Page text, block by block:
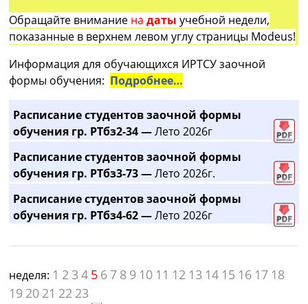
Обращайте внимание на датыучебной недели,
показанные в верхнем левом углу страницы Modeus!
Информация для обучающихся ИРТСУ заочной
формы обучения: Подробнее…
Расписание студентов заочной формы
обучения гр. РТбз2-34 —Лето 2026г
Расписание студентов заочной формы
обучения гр. РТбз3-73 —Лето 2026г.
Расписание студентов заочной формы
обучения гр. РТбз4-62 —Лето 2026г
неделя: 1 2 3 4 5 6 7 8 9 10 11 12 13 14 15 16 17 18
19 20 21 22 23